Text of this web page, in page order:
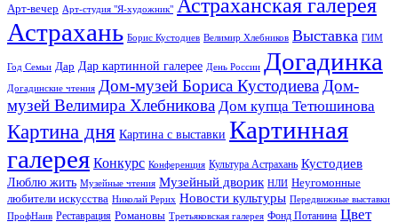
Арт-вечер Арт-студия "Я-художник" Астраханская галерея
Астрахань Борис Кустодиев Велимир Хлебников Выставка ГИМ
Год Семьи Дар Дар картинной галерее День России Догадинка
Догадинские чтения Дом-музей Бориса КустодиеваДом-
музей Велимира Хлебникова Дом купца Тетюшинова
Картина дня Картина с выставки Картинная
галерея Конкурс Конференция Культура Астрахань Кустодиев
Люблю жить Музейные чтения Музейный дворик НЛИ Неугомонные
любители искусства Николай Рерих Новости культуры Передвижные выставки
ПрофНаив Реставрация Романовы Третьяковская галерея Фонд Потанина Цвет